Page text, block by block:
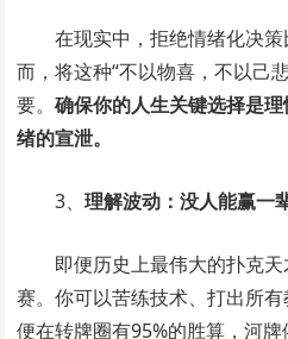
在现实中，拒绝情绪化决
而，将这种“不以物喜，不以己
要。确保你的人生关键选择是
绪的宣泄。
3、理解波动：没人能赢一
即便历史上最伟大的扑克
赛。你可以苦练技术、打出所
便在转牌圈有95%的胜算，河